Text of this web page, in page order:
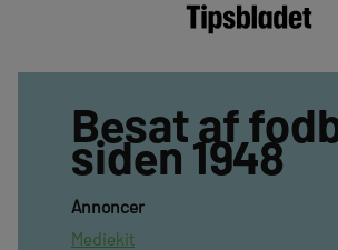
Besat af
siden 1948
Annoncer
Mediekit